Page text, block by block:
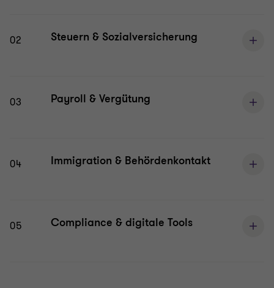
02 Steuern & Sozialversicherung
03 Payroll & Vergütung
04 Immigration & Behördenkontakt
05 Compliance & digitale Tools